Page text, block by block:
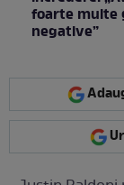
foarte multe
negative”